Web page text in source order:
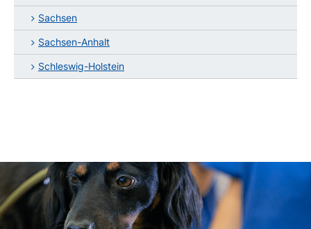
Sachsen
Sachsen-Anhalt
Schleswig-Holstein